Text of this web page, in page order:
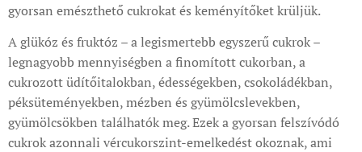
gyorsan emészthető cukrokat és keményítőket krüljük.
A glükóz és fruktóz – a legismertebb egyszerű cukrok –
legnagyobb mennyiségben a finomított cukorban, a
cukrozott üdítőitalokban, édességekben, csokoládékban,
péksüteményekben, mézben és gyümölcslevekben,
gyümölcsökben találhatók meg. Ezek a gyorsan felszívódó
cukrok azonnali vércukorszint-emelkedést okoznak, ami